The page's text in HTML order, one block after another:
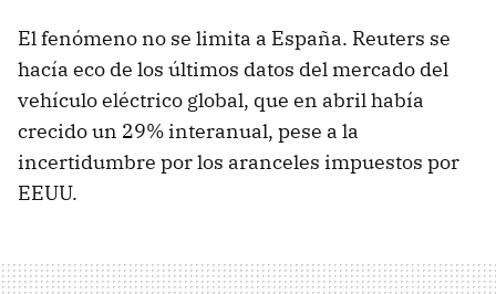
El fenómeno no se limita a España. Reuters se
hacía eco de los últimos datos del mercado del
vehículo eléctrico global, que en abril había
crecido un 29% interanual, pese a la
incertidumbre por los aranceles impuestos por
EEUU.